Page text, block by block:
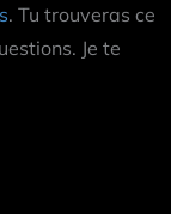
. Tu trouveras ce
Je te